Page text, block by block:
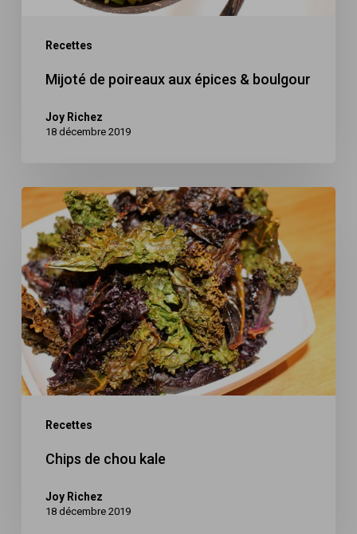
Recettes
Mijoté de poireaux aux épices & boulgour
Joy Richez
18 décembre 2019
Recettes
Chips
de
chou
kale
Chips de chou kale
Joy Richez
18 décembre 2019